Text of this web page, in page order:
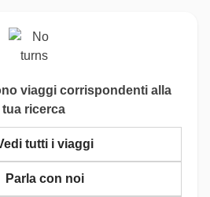
viaggi corrispondenti alla
tua ricerca
tutti i viaggi
Parla con noi